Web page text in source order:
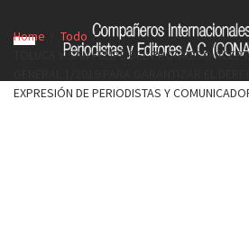
Home
Todo
TOLUCA Y SAN FELIPE DEL PROGRESO
GENERAL 1/2019 PARA GARANTIZAR EL
EXPRESIÓN DE PERIODISTAS Y